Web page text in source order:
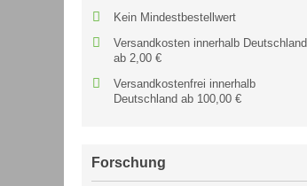
Kein Mindestbestellwert
Versandkosten innerhalb Deutschland
ab 2,00 €
Versandkostenfrei innerhalb
Deutschland ab 100,00 €
Forschung